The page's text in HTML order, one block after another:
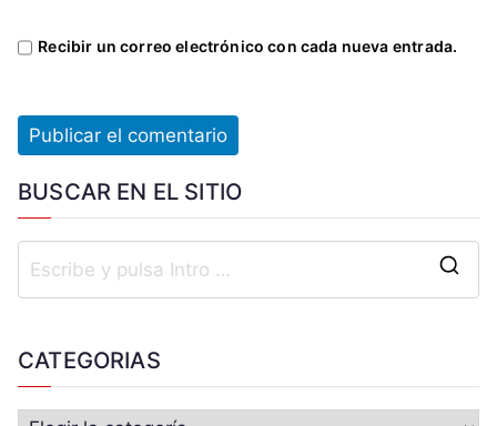
Recibir un correo electrónico con cada nueva entrada.
BUSCAR EN EL SITIO
CATEGORIAS